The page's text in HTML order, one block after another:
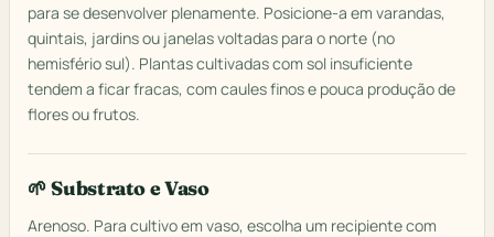
para se desenvolver plenamente. Posicione-a em varandas,
quintais, jardins ou janelas voltadas para o norte (no
hemisfério sul). Plantas cultivadas com sol insuficiente
tendem a ficar fracas, com caules finos e pouca produção de
flores ou frutos.
🌱 Substrato e Vaso
Arenoso. Para cultivo em vaso, escolha um recipiente com